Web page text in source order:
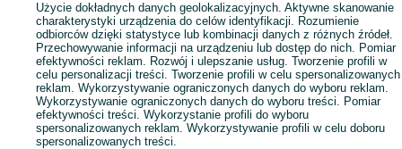
Użycie dokładnych danych geolokalizacyjnych. Aktywne skanowanie
charakterystyki urządzenia do celów identyfikacji. Rozumienie
odbiorców dzięki statystyce lub kombinacji danych z różnych źródeł.
Przechowywanie informacji na urządzeniu lub dostęp do nich. Pomiar
efektywności reklam. Rozwój i ulepszanie usług. Tworzenie profili w
celu personalizacji treści. Tworzenie profili w celu spersonalizowanych
reklam. Wykorzystywanie ograniczonych danych do wyboru reklam.
Wykorzystywanie ograniczonych danych do wyboru treści. Pomiar
efektywności treści. Wykorzystanie profili do wyboru
spersonalizowanych reklam. Wykorzystywanie profili w celu doboru
spersonalizowanych treści.